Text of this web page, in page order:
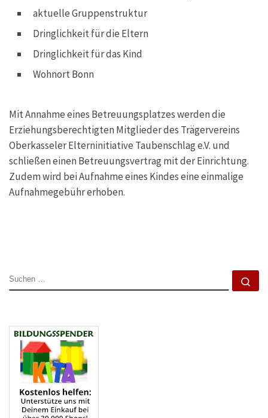
aktuelle Gruppenstruktur
Dringlichkeit für die Eltern
Dringlichkeit für das Kind
Wohnort Bonn
Mit Annahme eines Betreuungsplatzes werden die
Erziehungsberechtigten Mitglieder des Trägervereins
Oberkasseler Elterninitiative Taubenschlag e.V. und
schließen einen Betreuungsvertrag mit der Einrichtung.
Zudem wird bei Aufnahme eines Kindes eine einmalige
Aufnahmegebühr erhoben.
SUCHE